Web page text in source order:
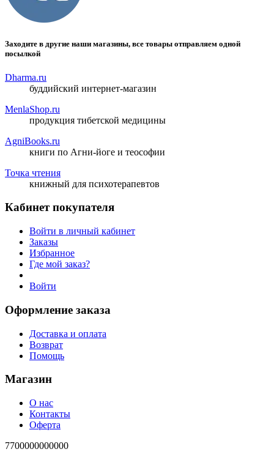
Заходите в другие наши магазины, все товары отправляем одной
посылкой
Dharma.ru
буддийский интернет-магазин
MenlaShop.ru
продукция тибетской медицины
AgniBooks.ru
книги по Агни-йоге и теософии
Точка чтения
книжный для психотерапевтов
Кабинет покупателя
Войти в личный кабинет
Заказы
Избранное
Где мой заказ?
Войти
Оформление заказа
Доставка и оплата
Возврат
Помощь
Магазин
О нас
Контакты
Оферта
7700000000000